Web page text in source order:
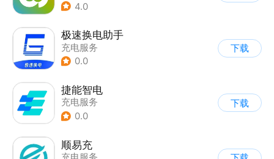
4.0
极速换电助手
充电服务
0.0
下载
捷能智电
充电服务
0.0
下载
顺易充